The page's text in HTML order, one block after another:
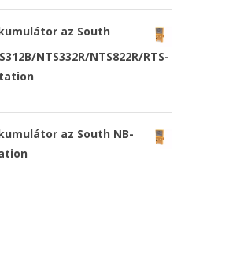
az South
NTS332R/NTS822R/RTS-
az South NB-